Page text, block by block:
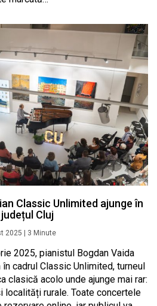
Classic Unlimited ajunge în
Cluj
2025 3 Minute
2025, pianistul Bogdan Vaida
cadrul Classic Unlimited, turneul
clasică acolo unde ajunge mai rar:
localități rurale. Toate concertele